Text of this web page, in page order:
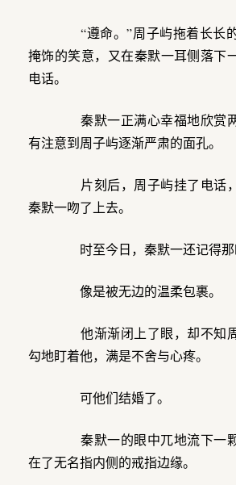
“遵命。”周子屿拖着长长
掩饰的笑意，又在秦默一耳侧落下
电话。
秦默一正满心幸福地欣赏
有注意到周子屿逐渐严肃的面孔。
片刻后，周子屿挂了电话
秦默一吻了上去。
时至今日，秦默一还记得那
像是被无边的温柔包裹。
他渐渐闭上了眼，却不知
勾地盯着他，满是不舍与心疼。
可他们结婚了。
秦默一的眼中兀地流下一
在了无名指内侧的戒指边缘。